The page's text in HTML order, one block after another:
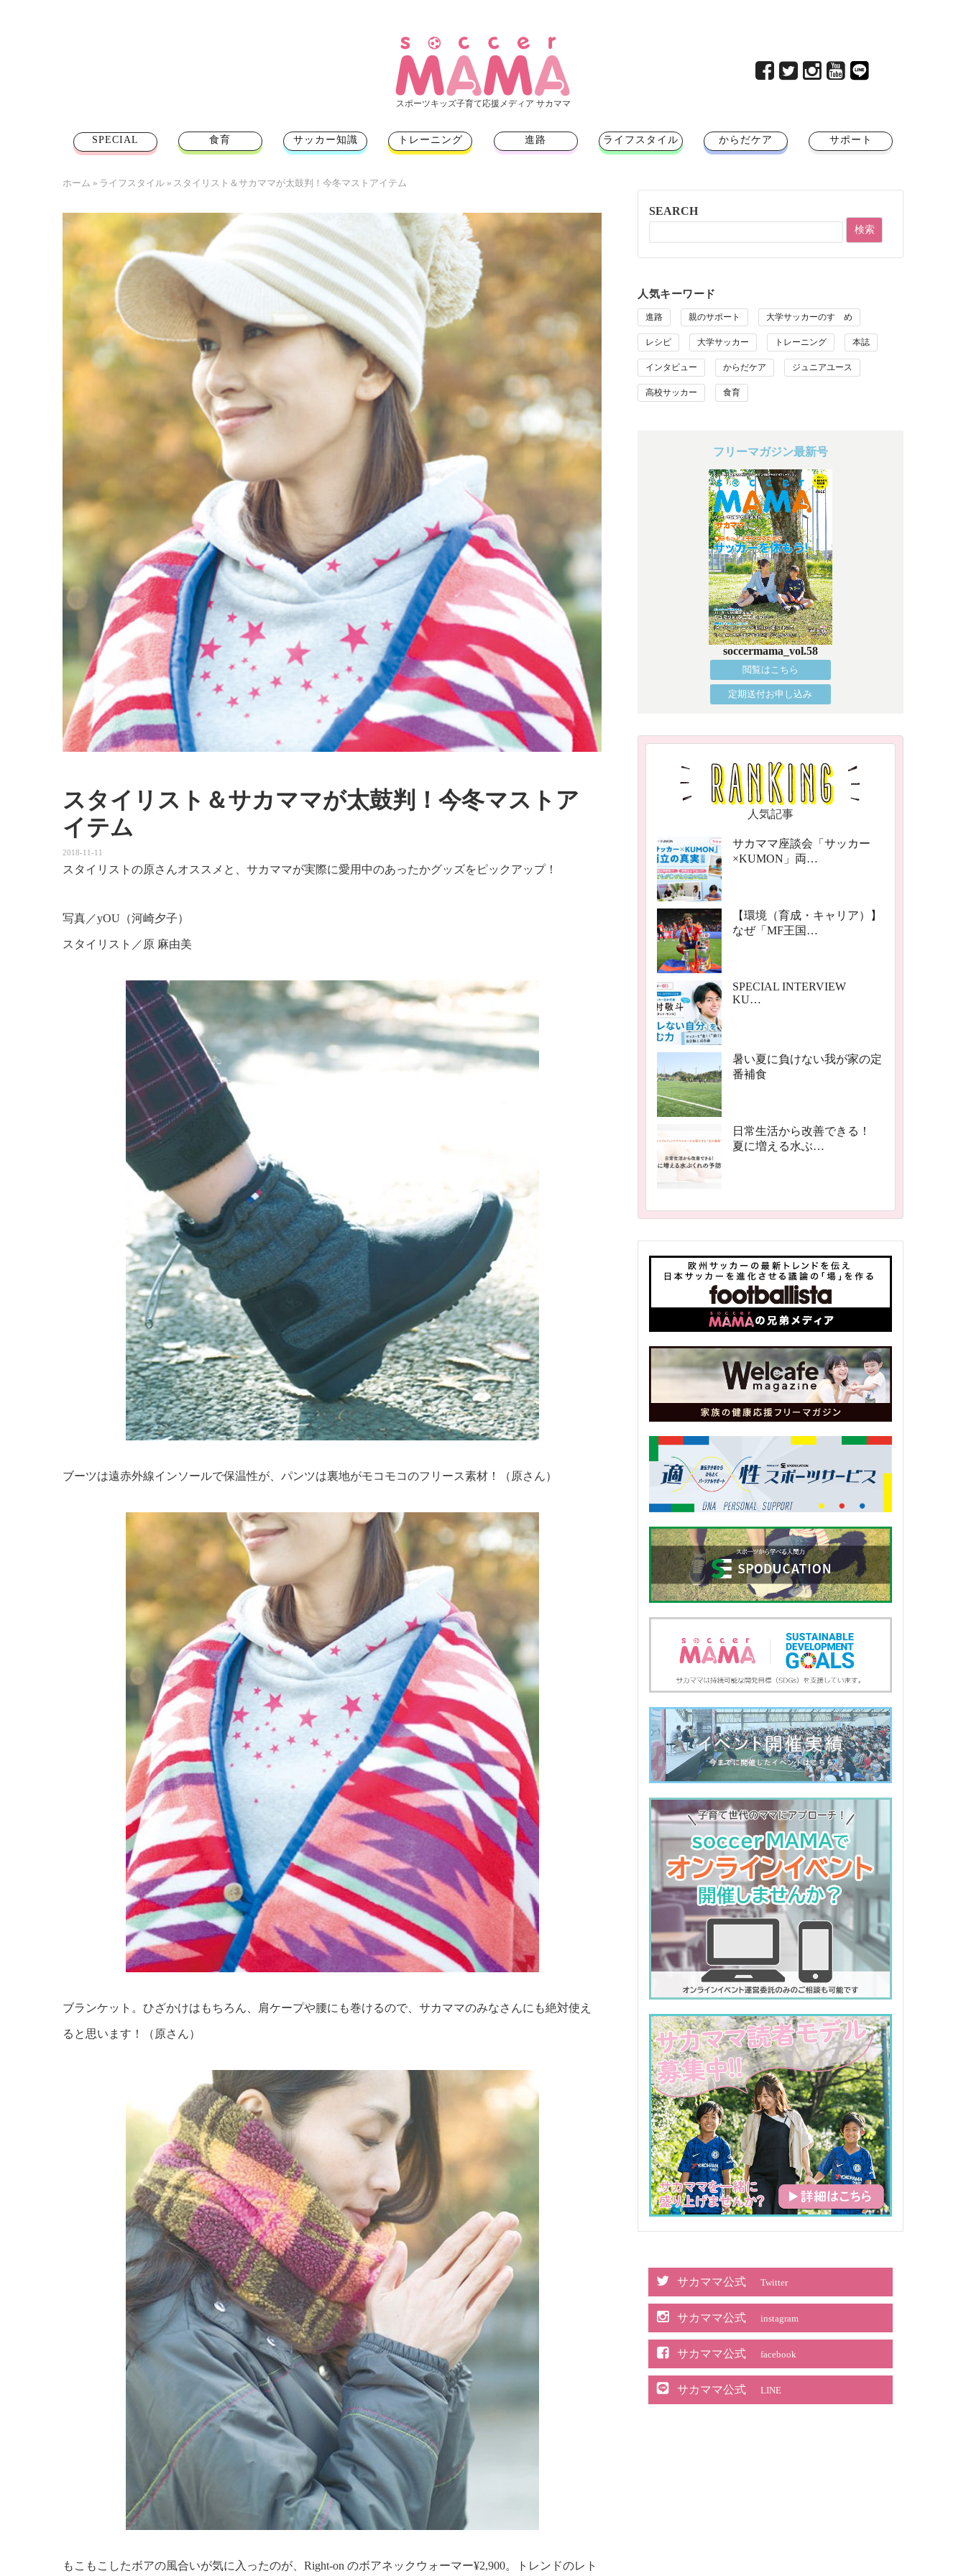
スポーツキッズ子育て応援メディア サカママ
SPECIAL 食育 サッカー知識 トレーニング 進路 ライフスタイル からだケア サポート
ホーム » ライフスタイル » スタイリスト＆サカママが太鼓判！今冬マストアイテム
スタイリスト＆サカママが太鼓判！今冬マストア
イテム
2018-11-11
スタイリストの原さんオススメと、サカママが実際に愛用中のあったかグッズをピックアップ！
写真／yOU（河崎夕子）
スタイリスト／原 麻由美
ブーツは遠赤外線インソールで保温性が、パンツは裏地がモコモコのフリース素材！（原さん）
ブランケット。ひざかけはもちろん、肩ケープや腰にも巻けるので、サカママのみなさんにも絶対使え
ると思います！（原さん）
もこもこしたボアの風合いが気に入ったのが、Right-on のボアネックウォーマー¥2,900。トレンドのレト
SEARCH
人気キーワード
進路 親のサポート 大学サッカーのすゝめ
レシピ 大学サッカー トレーニング 本誌
インタビュー からだケア ジュニアユース
高校サッカー 食育
フリーマガジン最新号
soccermama_vol.58
閲覧はこちら
定期送付お申し込み
人気記事
サカママ座談会「サッカー
×KUMON」両…
【環境（育成・キャリア）】
なぜ「MF王国…
SPECIAL INTERVIEW
KU…
暑い夏に負けない我が家の定
番補食
日常生活から改善できる！
夏に増える水ぶ…
サカママ公式 Twitter
サカママ公式 instagram
サカママ公式 facebook
サカママ公式 LINE